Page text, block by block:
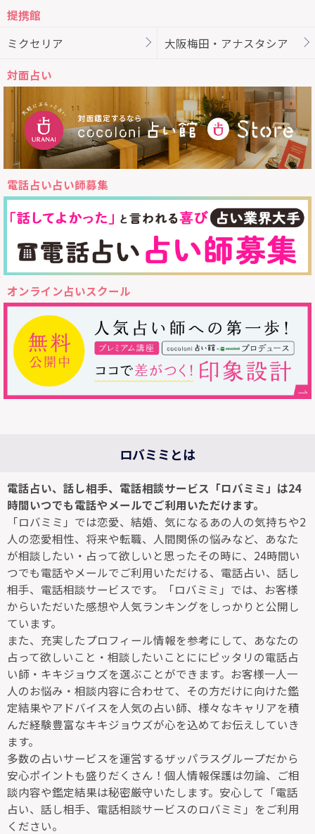
提携館
ミクセリア
大阪梅田・アナスタシア
対面占い
電話占い占い師募集
オンライン占いスクール
ロバミミとは
電話占い、話し相手、電話相談サービス「ロバミミ」は24
時間いつでも電話やメールでご利用いただけます。
「ロバミミ」では恋愛、結婚、気になるあの人の気持ちや2
人の恋愛相性、将来や転職、人間関係の悩みなど、あなた
が相談したい・占って欲しいと思ったその時に、24時間い
つでも電話やメールでご利用いただける、電話占い、話し
相手、電話相談サービスです。「ロバミミ」では、お客様
からいただいた感想や人気ランキングをしっかりと公開し
ています。
また、充実したプロフィール情報を参考にして、あなたの
占って欲しいこと・相談したいことににピッタリの電話占
い師・キキジョウズを選ぶことができます。お客様一人一
人のお悩み・相談内容に合わせて、その方だけに向けた鑑
定結果やアドバイスを人気の占い師、様々なキャリアを積
んだ経験豊富なキキジョウズが心を込めてお伝えしていき
ます。
多数の占いサービスを運営するザッパラスグループだから
安心ポイントも盛りだくさん！個人情報保護は勿論、ご相
談内容や鑑定結果は秘密厳守いたします。安心して「電話
占い、話し相手、電話相談サービスのロバミミ」をご利用
ください。